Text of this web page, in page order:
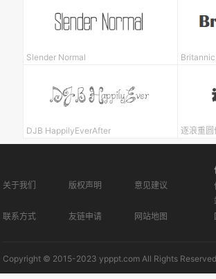
Slender Normal
DJB HappilyEverAfter 逐浪重圆
关于我们 版权声明 意见建议
联系方式 友链申请 网站地图
Copyright © 2015-2023 ypppt.com All Rights